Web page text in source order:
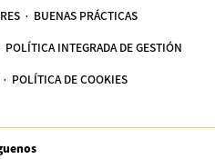
BUENAS PRÁCTICAS
POLÍTICA INTEGRADA DE GESTIÓN
POLÍTICA DE COOKIES